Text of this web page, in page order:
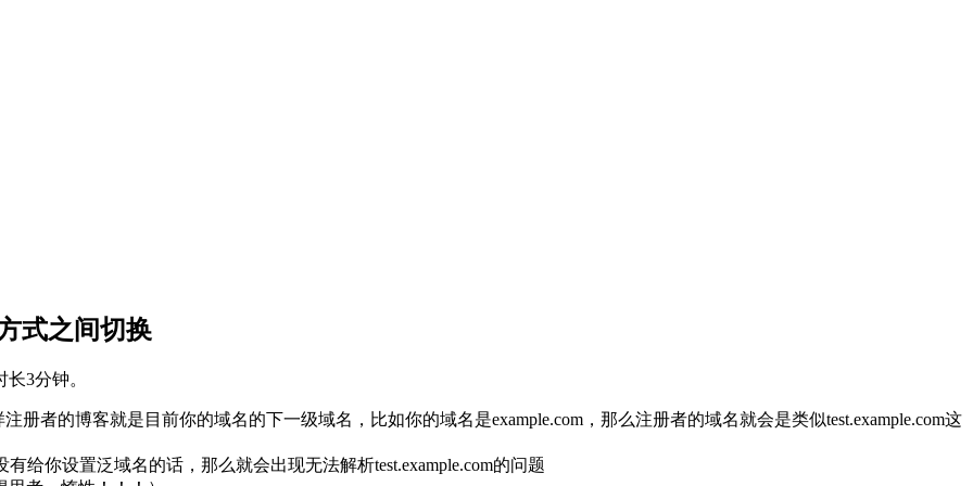
式之间切换
3分钟。
册者的博客就是目前你的域名的下一级域名，比如你的域名是example.com，那么注册者的域名就会是类似test.example.com这
给你设置泛域名的话，那么就会出现无法解析test.example.com的问题